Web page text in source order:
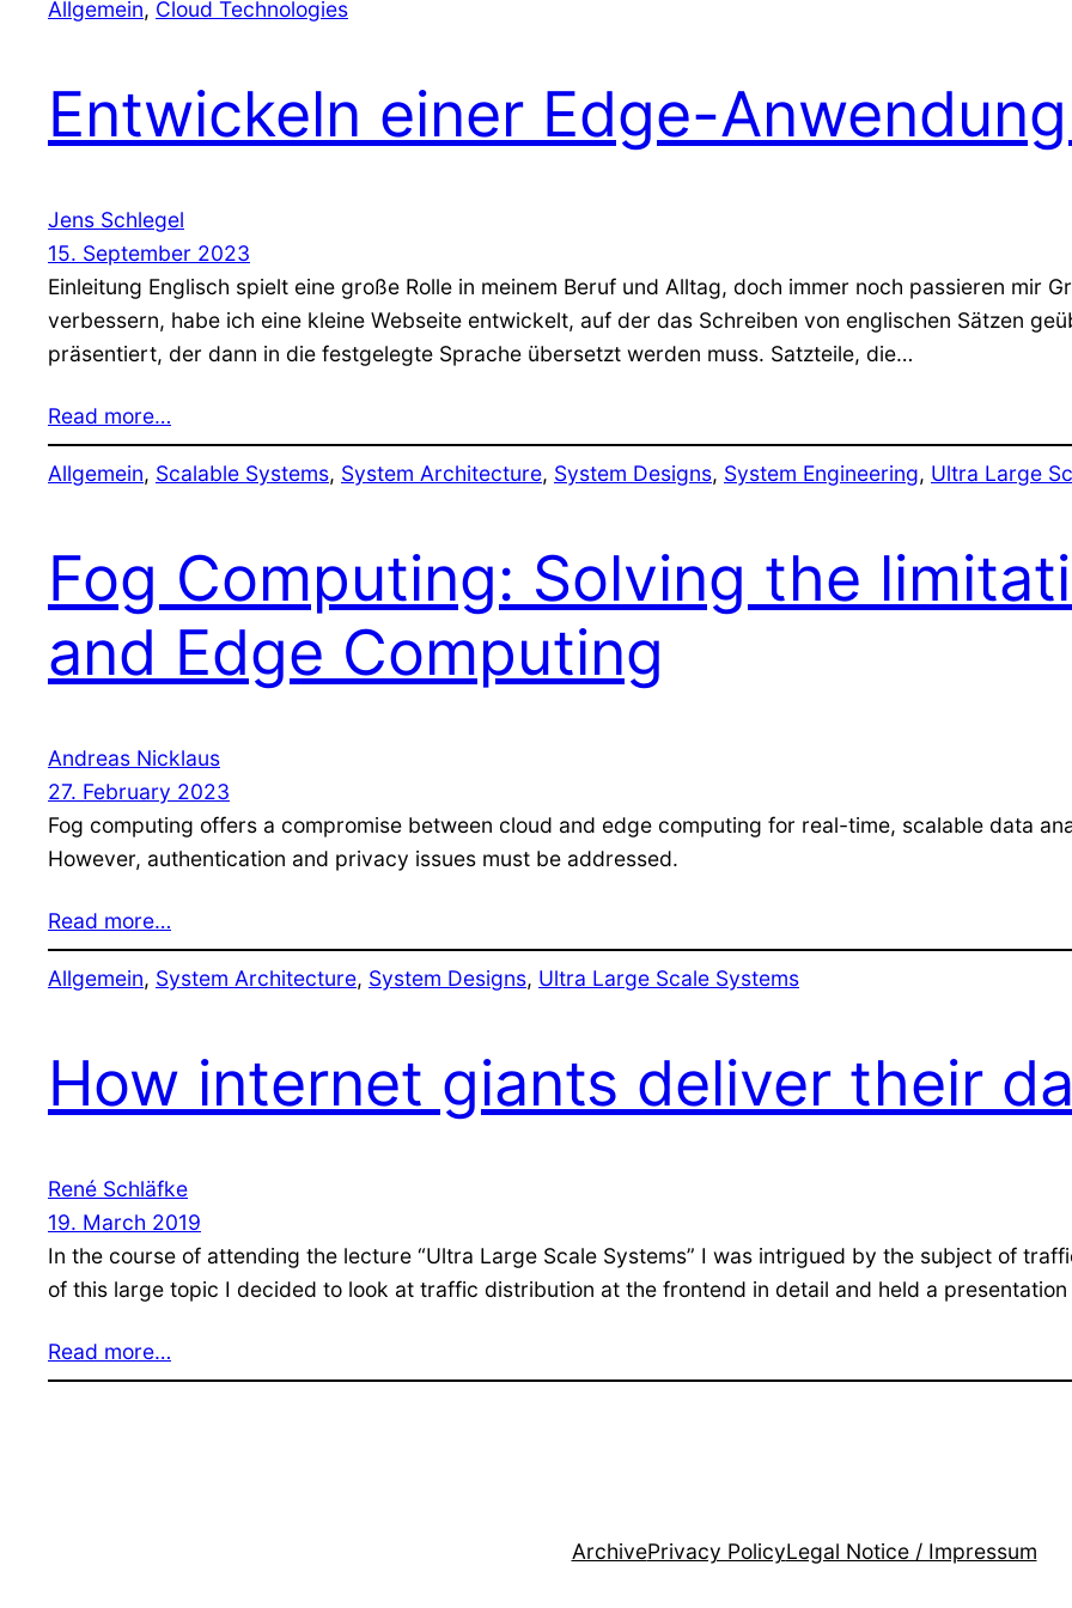
Allgemein, Cloud Technologies
Entwickeln einer Edge-
Jens Schlegel
15. September 2023
Einleitung Englisch spielt eine große Rolle in meinem Beruf und Alltag, doch immer noch passieren mir
verbessern, habe ich eine kleine Webseite entwickelt, auf der das Schreiben von englischen Sätzen
präsentiert, der dann in die festgelegte Sprache übersetzt werden muss. Satzteile, die…
Read more…
Allgemein, Scalable Systems, System Architecture, System Designs, System Engineering, Ultra Large
Fog Computing: Solving the
and Edge Computing
Andreas Nicklaus
27. February 2023
Fog computing offers a compromise between cloud and edge computing for real-time, scalable data
However, authentication and privacy issues must be addressed.
Read more…
Allgemein, System Architecture, System Designs, Ultra Large Scale Systems
How internet giants deliver their
René Schläfke
19. March 2019
In the course of attending the lecture “Ultra Large Scale Systems” I was intrigued by the subject of
of this large topic I decided to look at traffic distribution at the frontend in detail and held a
Read more…
ArchivePrivacy PolicyLegal Notice / Impressum